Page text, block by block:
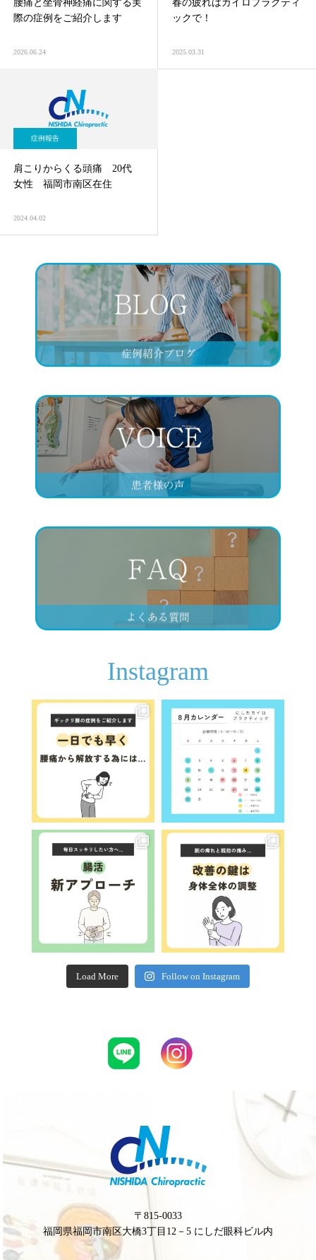
腰痛と坐骨神経痛に関する実
際の症例をご紹介します
2026.06.24
春の疲れはカイロプラクティ
ックで！
2025.03.31
症例報告
肩こりからくる頭痛 20代
女性 福岡市南区在住
2024.04.02
Instagram
Load More Follow on Instagram
〒815-0033
福岡県福岡市南区大橋3丁目12－5 にしだ眼科ビル内